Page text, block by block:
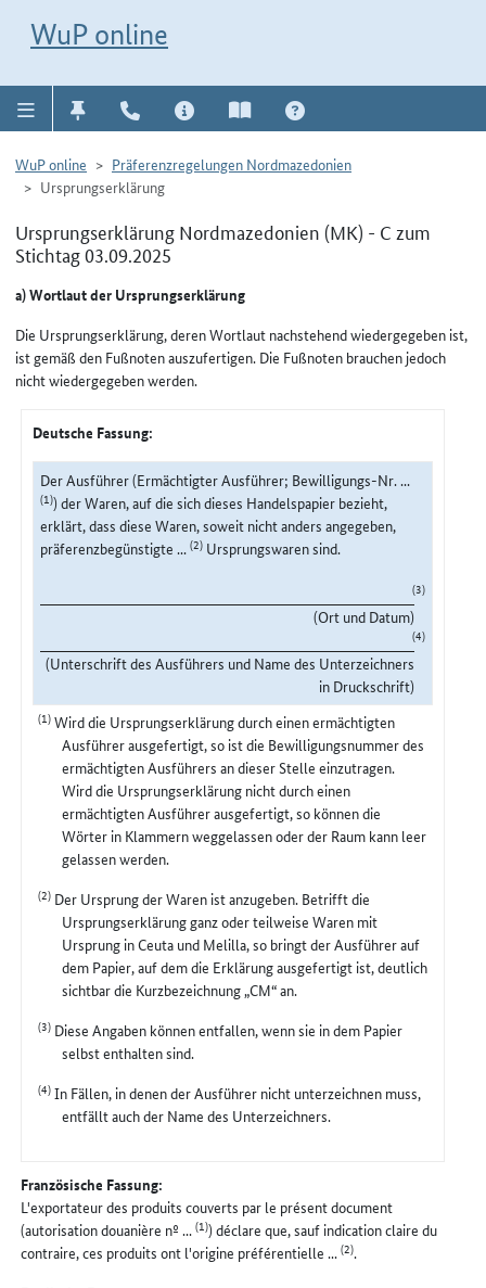
WuP online
WuP online
Präferenzregelungen Nordmazedonien
Ursprungserklärung
Ursprungserklärung Nordmazedonien (MK) - C zum
Stichtag 03.09.2025
a) Wortlaut der Ursprungserklärung
Die Ursprungserklärung, deren Wortlaut nachstehend wiedergegeben ist,
ist gemäß den Fußnoten auszufertigen. Die Fußnoten brauchen jedoch
nicht wiedergegeben werden.
Deutsche Fassung:
Der Ausführer (Ermächtigter Ausführer; Bewilligungs-Nr. ...
(1)) der Waren, auf die sich dieses Handelspapier bezieht,
erklärt, dass diese Waren, soweit nicht anders angegeben,
präferenzbegünstigte ...(2) Ursprungswaren sind.
(3)
(Ort und Datum)
(4)
(Unterschrift des Ausführers und Name des Unterzeichners
in Druckschrift)
(1)Wird die Ursprungserklärung durch einen ermächtigten
Ausführer ausgefertigt, so ist die Bewilligungsnummer des
ermächtigten Ausführers an dieser Stelle einzutragen.
Wird die Ursprungserklärung nicht durch einen
ermächtigten Ausführer ausgefertigt, so können die
Wörter in Klammern weggelassen oder der Raum kann leer
gelassen werden.
(2) Der Ursprung der Waren ist anzugeben. Betrifft die
Ursprungserklärung ganz oder teilweise Waren mit
Ursprung in Ceuta und Melilla, so bringt der Ausführer auf
dem Papier, auf dem die Erklärung ausgefertigt ist, deutlich
sichtbar die Kurzbezeichnung „CM“ an.
(3) Diese Angaben können entfallen, wenn sie in dem Papier
selbst enthalten sind.
(4)In Fällen, in denen der Ausführer nicht unterzeichnen muss,
entfällt auch der Name des Unterzeichners.
Französische Fassung:
L'exportateur des produits couverts par le présent document
(autorisation douanière nº ...(1)) déclare que, sauf indication claire du
contraire, ces produits ont l'origine préférentielle ...(2).